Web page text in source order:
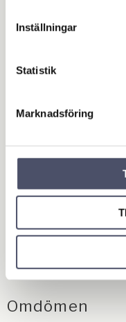
Inställningar
Statistik
Marknadsföring
Omdömen
Katthus
Uppfyller jordbruksverkets
6 005,00